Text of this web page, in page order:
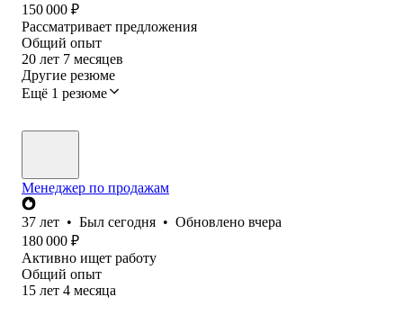
150 000 ₽
Рассматривает предложения
Общий опыт
20 лет 7 месяцев
Другие резюме
Ещё 1 резюме
Менеджер по продажам
37 лет • Был сегодня • Обновлено вчера
180 000 ₽
Активно ищет работу
Общий опыт
15 лет 4 месяца